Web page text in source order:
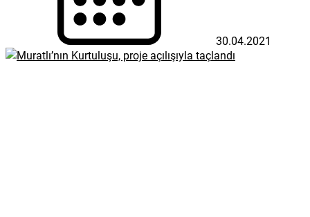
30.04.2021